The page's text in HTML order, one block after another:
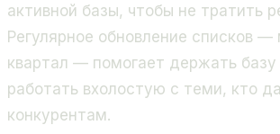
активной базы, чтобы не тратить
Регулярное обновление списков
квартал — помогает держать
работать вхолостую с теми, кто
конкурентам.